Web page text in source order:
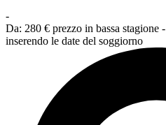
-
Da: 280 € prezzo in bassa stagione
inserendo le date del soggiorno